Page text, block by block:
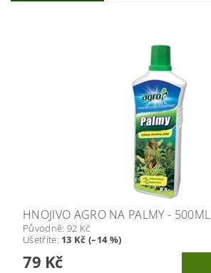
HNOJIVO AGRO NA PALMY - 500ML
Původně: 92 Kč
Ušetříte: 13 Kč (–14 %)
79 Kč